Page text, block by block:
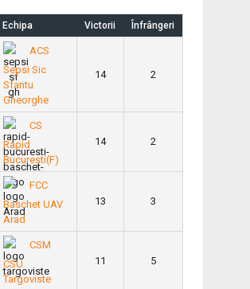
Echipa Victorii Înfrângeri
ACS
Sepsi Sic
Sfantu
Gheorghe
14 2
CS
Rapid
Bucuresti(F)
14 2
FCC
Baschet UAV
Arad
13 3
CSM
CSU
Targoviste
11 5